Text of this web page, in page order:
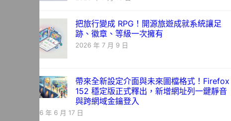
把旅行變成 RPG！開源旅遊成就系統讓足
跡、徽章、等級一次擁有
2026 年 7 月 9 日
帶來全新設定介面與未來圖檔格式！Firefox
152 穩定版正式釋出，新增網址列一鍵靜音
與跨網域金鑰登入
2026 年 6 月 17 日